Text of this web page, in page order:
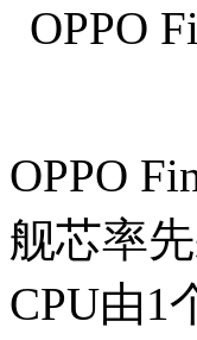
OPPO
OPPO
舰芯率
CPU由1